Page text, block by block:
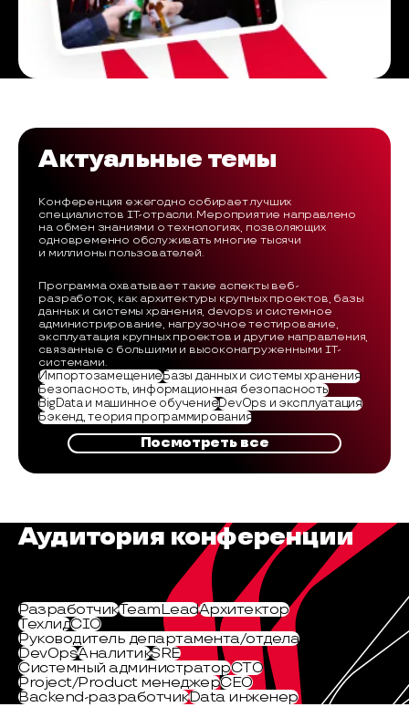
Актуальные темы
Конференция ежегодно собирает лучших
специалистов IT-отрасли. Мероприятие направлено
на обмен знаниями о технологиях, позволяющих
одновременно обслуживать многие тысячи
и миллионы пользователей.
Программа охватывает такие аспекты веб-
разработок, как архитектуры крупных проектов, базы
данных и системы хранения, devops и системное
администрирование, нагрузочное тестирование,
эксплуатация крупных проектов и другие направления,
связанные с большими и высоконагруженными IT-
системами.
ИмпортозамещениеБазы данных и системы хранения
Безопасность, информационная безопасность
BigData и машинное обучениеDevOps и эксплуатация
Бэкенд, теория программирования
Посмотреть все
Аудитория конференции
РазработчикTeamLeadАрхитектор
Техлид
Руководитель департамента/отдела
DevOpsАналитик
Системный администратор
Project/Product менеджер
CIO
SRE
Backend-разработчик
СТО
CEO
Data инженер